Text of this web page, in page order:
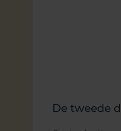
De tweede